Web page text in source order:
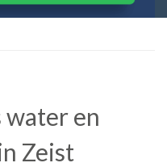
water en
Zeist